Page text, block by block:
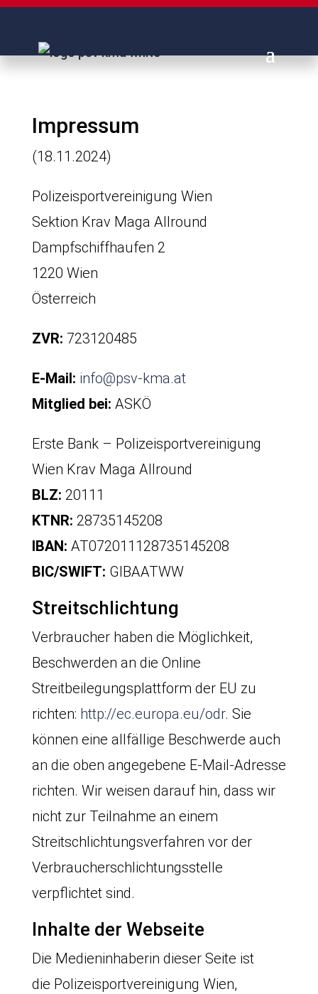
Impressum
(18.11.2024)
Polizeisportvereinigung Wien
Sektion Krav Maga Allround
Dampfschiffhaufen 2
1220 Wien
Österreich
ZVR: 723120485
E-Mail: info@psv-kma.at
Mitglied bei: ASKÖ
Erste Bank – Polizeisportvereinigung
Wien Krav Maga Allround
BLZ: 20111
KTNR: 28735145208
IBAN: AT072011128735145208
BIC/SWIFT: GIBAATWW
Streitschlichtung
Verbraucher haben die Möglichkeit,
Beschwerden an die Online
Streitbeilegungsplattform der EU zu
richten: http://ec.europa.eu/odr. Sie
können eine allfällige Beschwerde auch
an die oben angegebene E-Mail-Adresse
richten. Wir weisen darauf hin, dass wir
nicht zur Teilnahme an einem
Streitschlichtungsverfahren vor der
Verbraucherschlichtungsstelle
verpflichtet sind.
Inhalte der Webseite
Die Medieninhaberin dieser Seite ist
die Polizeisportvereinigung Wien,